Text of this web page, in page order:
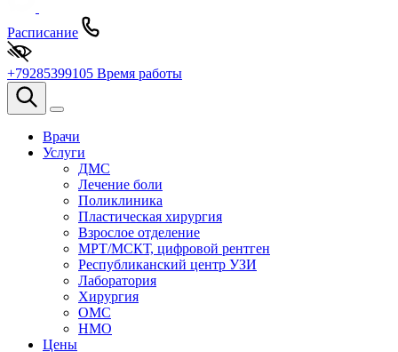
Расписание
+79285399105 Время работы
Врачи
Услуги
ДМС
Лечение боли
Поликлиника
Пластическая хирургия
Взрослое отделение
МРТ/МСКТ, цифровой рентген
Республиканский центр УЗИ
Лаборатория
Хирургия
ОМС
НМО
Цены